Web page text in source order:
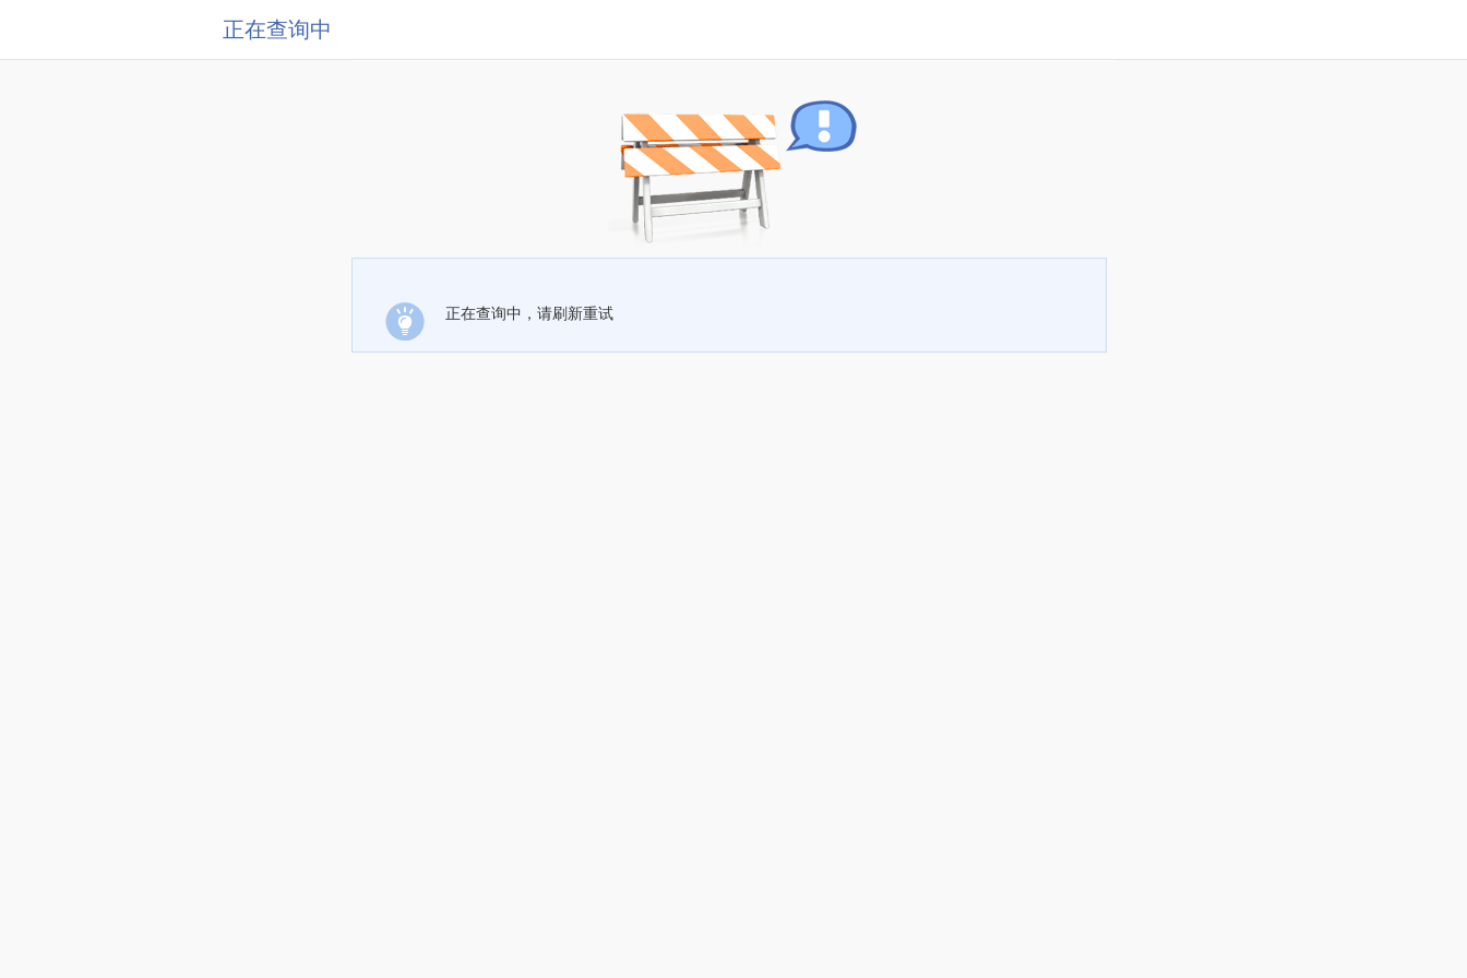
正在查询中
正在查询中，请刷新重试